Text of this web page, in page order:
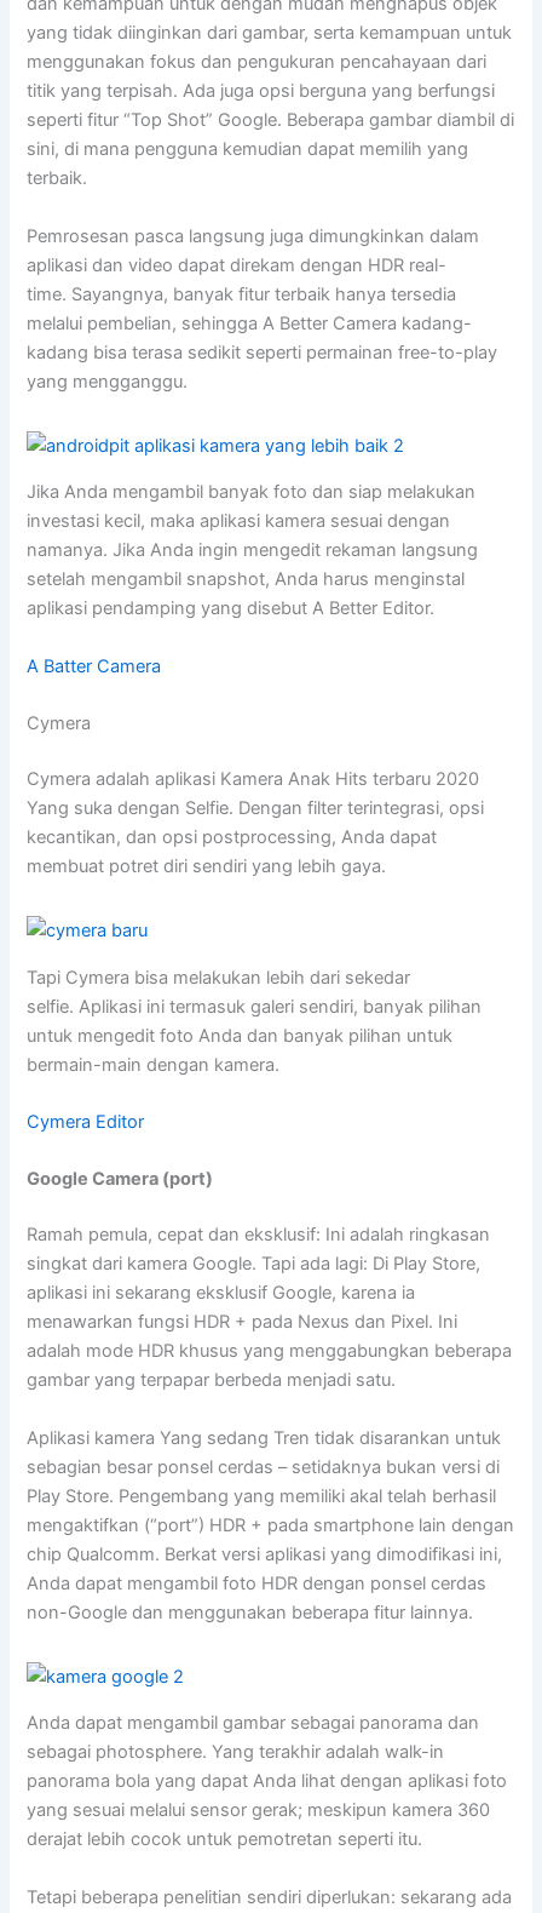
yang tidak diinginkan dari gambar, serta kemampuan untuk
menggunakan fokus dan pengukuran pencahayaan dari
titik yang terpisah. Ada juga opsi berguna yang berfungsi
seperti fitur “Top Shot” Google. Beberapa gambar diambil di
sini, di mana pengguna kemudian dapat memilih yang
terbaik.
Pemrosesan pasca langsung juga dimungkinkan dalam
aplikasi dan video dapat direkam dengan HDR real-
time. Sayangnya, banyak fitur terbaik hanya tersedia
melalui pembelian, sehingga A Better Camera kadang-
kadang bisa terasa sedikit seperti permainan free-to-play
yang mengganggu.
Jika Anda mengambil banyak foto dan siap melakukan
investasi kecil, maka aplikasi kamera sesuai dengan
namanya. Jika Anda ingin mengedit rekaman langsung
setelah mengambil snapshot, Anda harus menginstal
aplikasi pendamping yang disebut A Better Editor.
A Batter Camera
Cymera
Cymera adalah aplikasi Kamera Anak Hits terbaru 2020
Yang suka dengan Selfie. Dengan filter terintegrasi, opsi
kecantikan, dan opsi postprocessing, Anda dapat
membuat potret diri sendiri yang lebih gaya.
Tapi Cymera bisa melakukan lebih dari sekedar
selfie. Aplikasi ini termasuk galeri sendiri, banyak pilihan
untuk mengedit foto Anda dan banyak pilihan untuk
bermain-main dengan kamera.
Cymera Editor
Google Camera (port)
Ramah pemula, cepat dan eksklusif: Ini adalah ringkasan
singkat dari kamera Google. Tapi ada lagi: Di ​​Play Store,
aplikasi ini sekarang eksklusif Google, karena ia
menawarkan fungsi HDR + pada Nexus dan Pixel. Ini
adalah mode HDR khusus yang menggabungkan beberapa
gambar yang terpapar berbeda menjadi satu.
Aplikasi kamera Yang sedang Tren tidak disarankan untuk
sebagian besar ponsel cerdas – setidaknya bukan versi di
Play Store. Pengembang yang memiliki akal telah berhasil
mengaktifkan (“port”) HDR + pada smartphone lain dengan
chip Qualcomm. Berkat versi aplikasi yang dimodifikasi ini,
Anda dapat mengambil foto HDR dengan ponsel cerdas
non-Google dan menggunakan beberapa fitur lainnya.
Anda dapat mengambil gambar sebagai panorama dan
sebagai photosphere. Yang terakhir adalah walk-in
panorama bola yang dapat Anda lihat dengan aplikasi foto
yang sesuai melalui sensor gerak; meskipun kamera 360
derajat lebih cocok untuk pemotretan seperti itu.
Tetapi beberapa penelitian sendiri diperlukan: sekarang ada